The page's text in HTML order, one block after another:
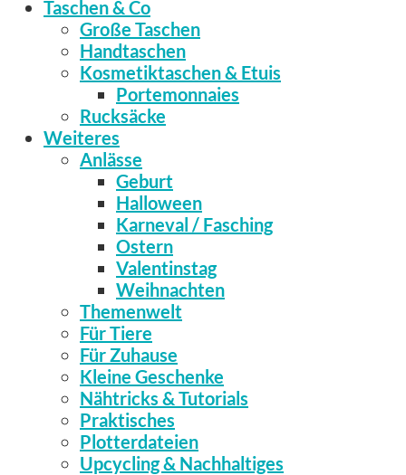
Taschen & Co
Große Taschen
Handtaschen
Kosmetiktaschen & Etuis
Portemonnaies
Rucksäcke
Weiteres
Anlässe
Geburt
Halloween
Karneval / Fasching
Ostern
Valentinstag
Weihnachten
Themenwelt
Für Tiere
Für Zuhause
Kleine Geschenke
Nähtricks & Tutorials
Praktisches
Plotterdateien
Upcycling & Nachhaltiges